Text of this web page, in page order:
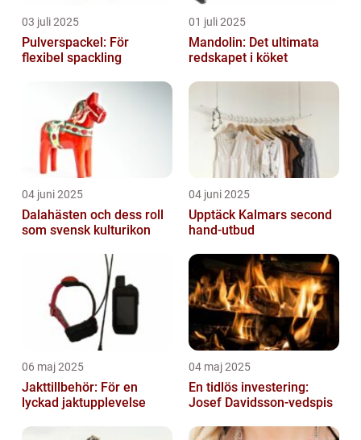
03 juli 2025
Pulverspackel: För
flexibel spackling
01 juli 2025
Mandolin: Det ultimata
redskapet i köket
04 juni 2025
Dalahästen och dess roll
som svensk kulturikon
04 juni 2025
Upptäck Kalmars second
hand-utbud
06 maj 2025
Jakttillbehör: För en
lyckad jaktupplevelse
04 maj 2025
En tidlös investering:
Josef Davidsson-vedspis